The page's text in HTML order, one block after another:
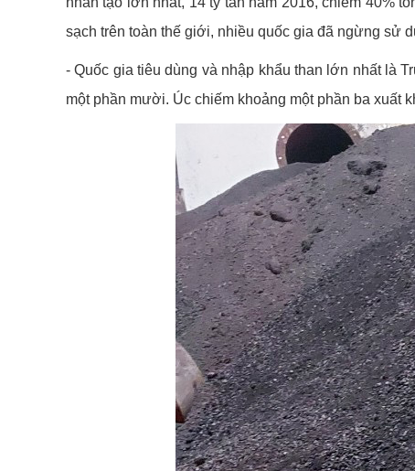
sạch trên toàn thế giới, nhiều quốc gia đã ngừng sử
- Quốc gia tiêu dùng và nhập khẩu than lớn nhất là
một phần mười. Úc chiếm khoảng một phần ba xuất